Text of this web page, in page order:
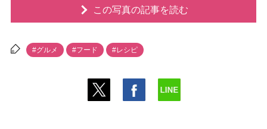
この写真の記事を読む
#グルメ #フード #レシピ